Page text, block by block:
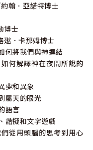
翰．亞諾特博士
博士
．卡那姆博士
何將我們與神連結
何解譯神在夜間所說的
夢和異象
屬天的眼光
語言
諧擬和文字遊戲
從用頭腦的思考到用心